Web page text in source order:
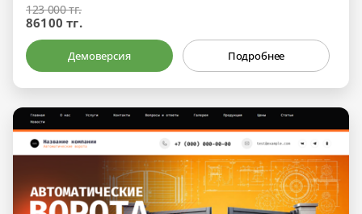
123 000 тг.
86100 тг.
Демоверсия Подробнее